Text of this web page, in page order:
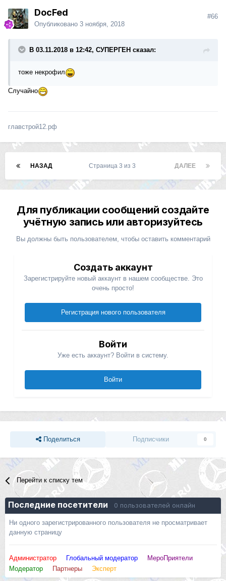
DocFed
Опубликовано 3 ноября, 2018
#66
В 03.11.2018 в 12:42, СУПЕРГЕН сказал:
тоже некрофил
Случайно
главстрой12.рф
НАЗАД ДАЛЕЕ
Страница 3 из 3
Для публикации сообщений создайте
учётную запись или авторизуйтесь
Вы должны быть пользователем, чтобы оставить комментарий
Создать аккаунт
Зарегистрируйте новый аккаунт в нашем сообществе. Это
очень просто!
Регистрация нового пользователя
Войти
Уже есть аккаунт? Войти в систему.
Войти
Поделиться Подписчики 0
Перейти к списку тем
Последние посетители 0 пользователей онлайн
Ни одного зарегистрированного пользователя не просматривает
данную страницу
Администратор Глобальный модератор
МероПриятели
Модератор
Партнеры Эксперт